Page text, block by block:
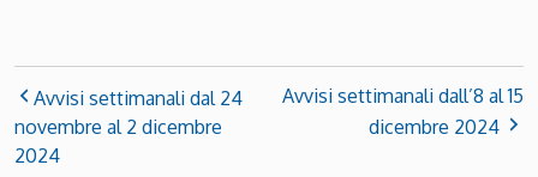
Avvisi settimanali dal 24
novembre al 2 dicembre
2024
Avvisi settimanali dall’8 al 15
dicembre 2024